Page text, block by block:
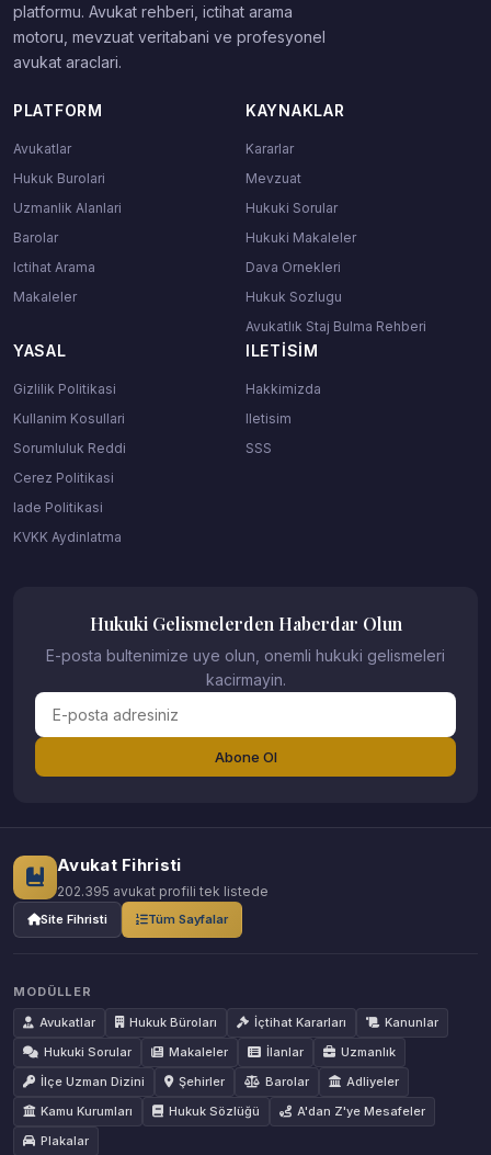
platformu. Avukat rehberi, ictihat arama
motoru, mevzuat veritabani ve profesyonel
avukat araclari.
PLATFORM
Avukatlar
Hukuk Burolari
Uzmanlik Alanlari
Barolar
Ictihat Arama
Makaleler
KAYNAKLAR
Kararlar
Mevzuat
Hukuki Sorular
Hukuki Makaleler
Dava Ornekleri
Hukuk Sozlugu
Avukatlık Staj Bulma Rehberi
YASAL
Gizlilik Politikasi
Kullanim Kosullari
Sorumluluk Reddi
Cerez Politikasi
Iade Politikasi
KVKK Aydinlatma
ILETISIM
Hakkimizda
Iletisim
SSS
Hukuki Gelismelerden Haberdar Olun
E-posta bultenimize uye olun, onemli hukuki gelismeleri
kacirmayin.
Abone Ol
Avukat Fihristi
202.395 avukat profili tek listede
Site Fihristi Tüm Sayfalar
MODÜLLER
Avukatlar
Hukuk Büroları İçtihat Kararları
Kanunlar
Hukuki Sorular
Makaleler İlanlar
Uzmanlık
İlçe Uzman Dizini
Şehirler Barolar
Adliyeler
Kamu Kurumları
Hukuk Sözlüğü
A'dan Z'ye Mesafeler
Plakalar